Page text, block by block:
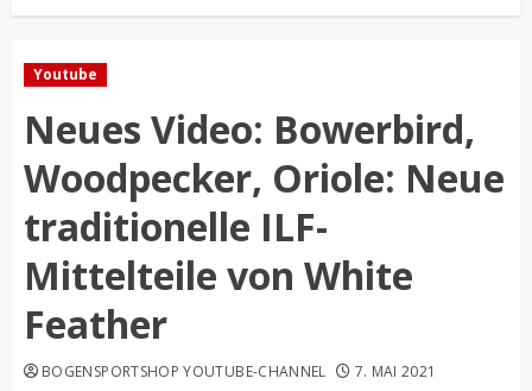
Youtube
Neues Video: Bowerbird,
Woodpecker, Oriole: Neue
traditionelle ILF-
Mittelteile von White
Feather
BOGENSPORTSHOP YOUTUBE-CHANNEL 7. MAI 2021